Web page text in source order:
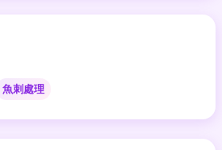
魚刺處理